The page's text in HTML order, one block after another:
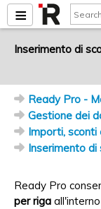
Inserimento di
Ready Pro -
Gestione dei
Importi, sconti
Inserimento di
Ready Pro
per riga